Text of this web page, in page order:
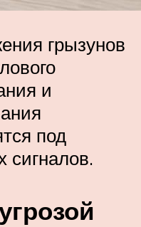
грызунов
и
под
сигналов.